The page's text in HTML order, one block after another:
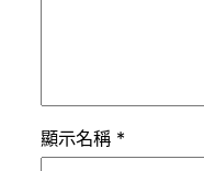
顯示名稱 *